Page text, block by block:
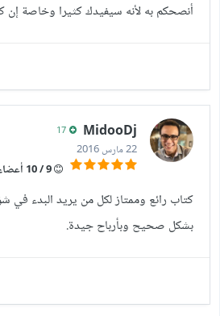
أنصحكم به لأنه سيفيدك كثيرا وخاصة إن
MidooDj
22 مارس 2016
كتاب رائع وممتاز لكل من يريد البدء في
بشكل صحيح وبأرباح جيدة.